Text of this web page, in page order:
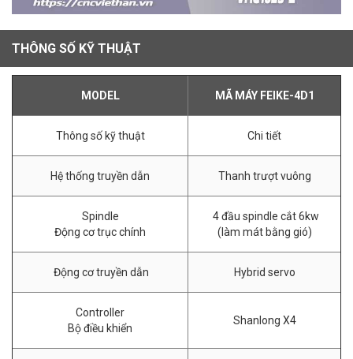
THÔNG SỐ KỸ THUẬT
MODEL MÃ MÁY FEIKE-4D1
Thông số kỹ thuật Chi tiết
Hệ thống truyền dẫn Thanh trượt vuông
Spindle
Động cơ trục chính
4 đầu spindle cắt 6kw
(làm mát bằng gió)
Động cơ truyền dẫn Hybrid servo
Controller
Bộ điều khiển
Shanlong X4